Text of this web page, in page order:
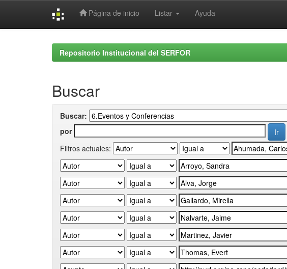
Página de inicio Listar Ayuda
Repositorio Institucional del SERFOR
Buscar
Buscar:
por
Filtros actuales: